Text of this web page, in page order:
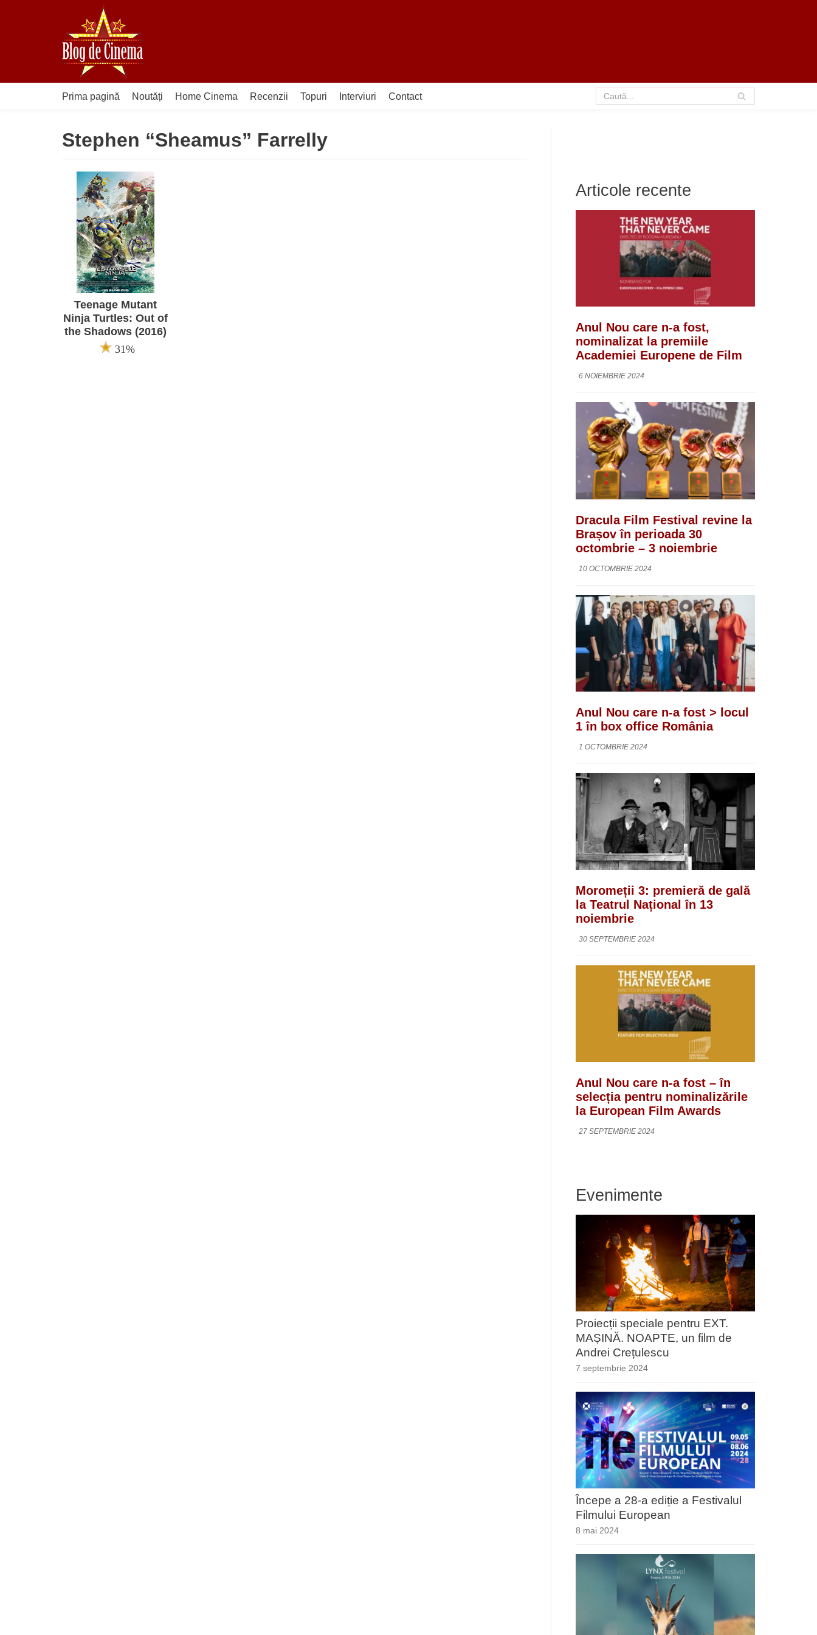
Prima pagină Noutăți Home Cinema Recenzii Topuri Interviuri Contact
Stephen “Sheamus” Farrelly
Teenage Mutant
Ninja Turtles: Out of
the Shadows (2016)
31%
Articole recente
Anul Nou care n-a fost,
nominalizat la premiile
Academiei Europene de Film
6 NOIEMBRIE 2024
Dracula Film Festival revine la
Brașov în perioada 30
octombrie – 3 noiembrie
10 OCTOMBRIE 2024
Anul Nou care n-a fost > locul
1 în box office România
1 OCTOMBRIE 2024
Moromeții 3: premieră de gală
la Teatrul Național în 13
noiembrie
30 SEPTEMBRIE 2024
Anul Nou care n-a fost – în
selecția pentru nominalizările
la European Film Awards
27 SEPTEMBRIE 2024
Evenimente
Proiecții speciale pentru EXT.
MAȘINĂ. NOAPTE, un film de
Andrei Crețulescu
7 septembrie 2024
Începe a 28-a ediție a Festivalul
Filmului European
8 mai 2024